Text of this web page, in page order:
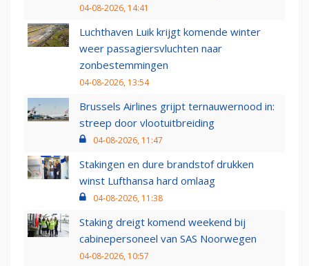
04-08-2026, 14:41
Luchthaven Luik krijgt komende winter
weer passagiersvluchten naar
zonbestemmingen
04-08-2026, 13:54
Brussels Airlines grijpt ternauwernood in:
streep door vlootuitbreiding
04-08-2026, 11:47
Stakingen en dure brandstof drukken
winst Lufthansa hard omlaag
04-08-2026, 11:38
Staking dreigt komend weekend bij
cabinepersoneel van SAS Noorwegen
04-08-2026, 10:57